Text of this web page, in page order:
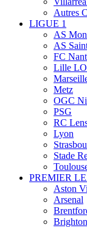
Autres
LIGUE 1
AS
AS
FC
Lille
Metz
OGC
PSG
RC
Lyon
Stade
PREMIER
Aston
Arsenal